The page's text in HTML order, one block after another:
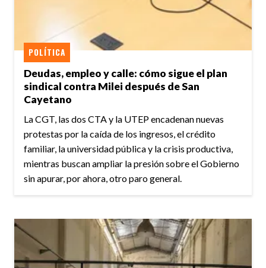
Deudas, empleo y calle: cómo sigue el plan
sindical contra Milei después de San
Cayetano
POLÍTICA
La CGT, las dos CTA y la UTEP encadenan nuevas
protestas por la caída de los ingresos, el crédito
familiar, la universidad pública y la crisis productiva,
mientras buscan ampliar la presión sobre el Gobierno
sin apurar, por ahora, otro paro general.